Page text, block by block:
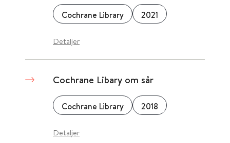
Cochrane Library 2021
Detaljer
Cochrane Libary om sår
Cochrane Library 2018
Detaljer